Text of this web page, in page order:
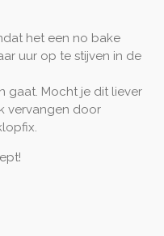
het een no bake
uur op te stijven in de
gaat. Mocht je dit liever
vervangen door